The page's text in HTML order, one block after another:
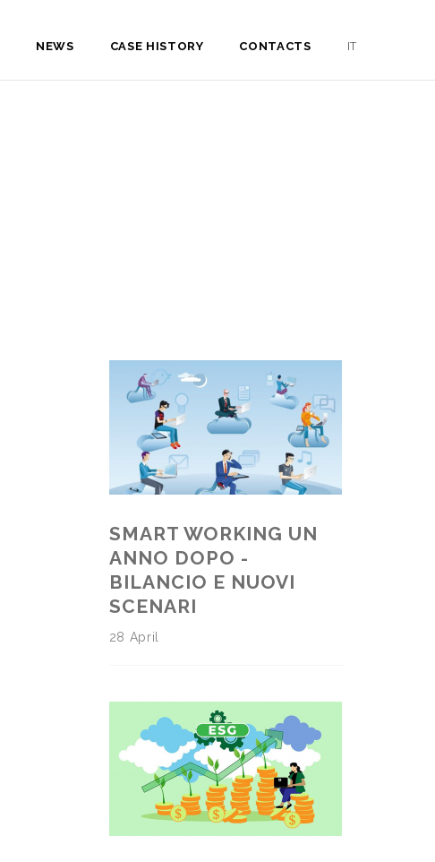
NEWS CASE HISTORY CONTACTS IT
SMART WORKING UN
ANNO DOPO -
BILANCIO E NUOVI
SCENARI
28 April